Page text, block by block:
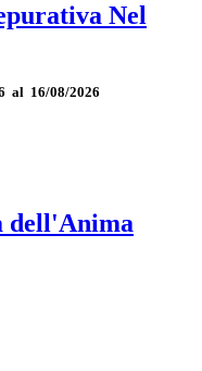
Nel
al 16/08/2026
dell'Anima